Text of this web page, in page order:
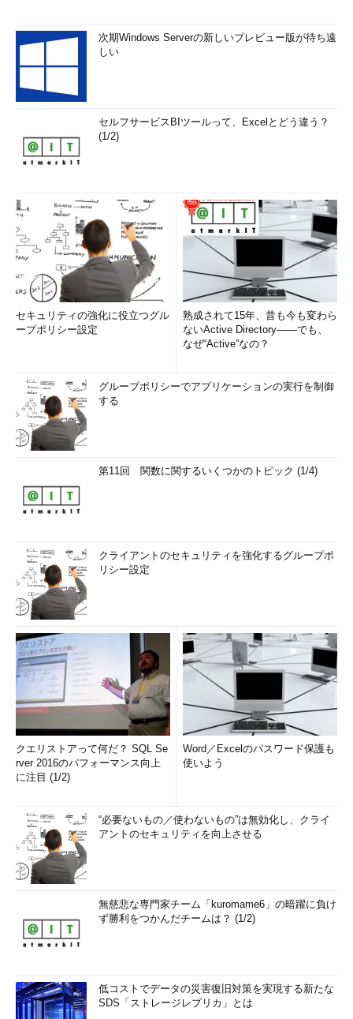
次期Windows Serverの新しいプレビュー版が待ち遠
しい
セルフサービスBIツールって、Excelとどう違う？
(1/2)
セキュリティの強化に役立つグル
ープポリシー設定
熟成されて15年、昔も今も変わら
ないActive Directory――でも、
なぜ“Active”なの？
グループポリシーでアプリケーションの実行を制御
する
第11回 関数に関するいくつかのトピック (1/4)
クライアントのセキュリティを強化するグループポ
リシー設定
クエリストアって何だ？ SQL Se
rver 2016のパフォーマンス向上
に注目 (1/2)
Word／Excelのパスワード保護も
使いよう
“必要ないもの／使わないもの”は無効化し、クライ
アントのセキュリティを向上させる
無慈悲な専門家チーム「kuromame6」の暗躍に負け
ず勝利をつかんだチームは？ (1/2)
低コストでデータの災害復旧対策を実現する新たな
SDS「ストレージレプリカ」とは